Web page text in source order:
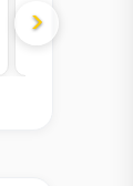
Giá từ:
›